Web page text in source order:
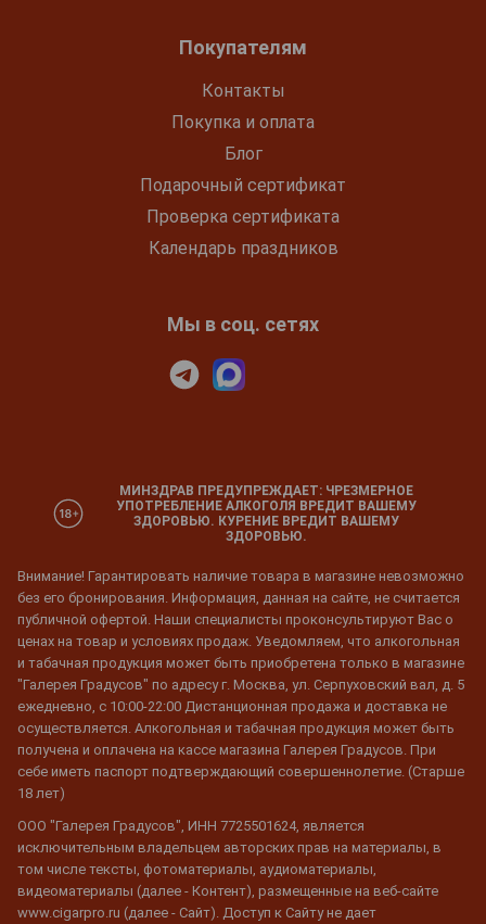
Покупателям
Контакты
Покупка и оплата
Блог
Подарочный сертификат
Проверка сертификата
Календарь праздников
Мы в соц. сетях
МИНЗДРАВ ПРЕДУПРЕЖДАЕТ: ЧРЕЗМЕРНОЕ
УПОТРЕБЛЕНИЕ АЛКОГОЛЯ ВРЕДИТ ВАШЕМУ
ЗДОРОВЬЮ. КУРЕНИЕ ВРЕДИТ ВАШЕМУ
ЗДОРОВЬЮ.
Внимание! Гарантировать наличие товара в магазине невозможно
без его бронирования. Информация, данная на сайте, не считается
публичной офертой. Наши специалисты проконсультируют Вас о
ценах на товар и условиях продаж. Уведомляем, что алкогольная
и табачная продукция может быть приобретена только в магазине
"Галерея Градусов" по адресу г. Москва, ул. Серпуховский вал, д. 5
ежедневно, с 10:00-22:00 Дистанционная продажа и доставка не
осуществляется. Алкогольная и табачная продукция может быть
получена и оплачена на кассе магазина Галерея Градусов. При
себе иметь паспорт подтверждающий совершеннолетие. (Старше
18 лет)
ООО "Галерея Градусов", ИНН 7725501624, является
исключительным владельцем авторских прав на материалы, в
том числе тексты, фотоматериалы, аудиоматериалы,
видеоматериалы (далее - Контент), размещенные на веб-сайте
www.cigarpro.ru (далее - Сайт). Доступ к Сайту не дает